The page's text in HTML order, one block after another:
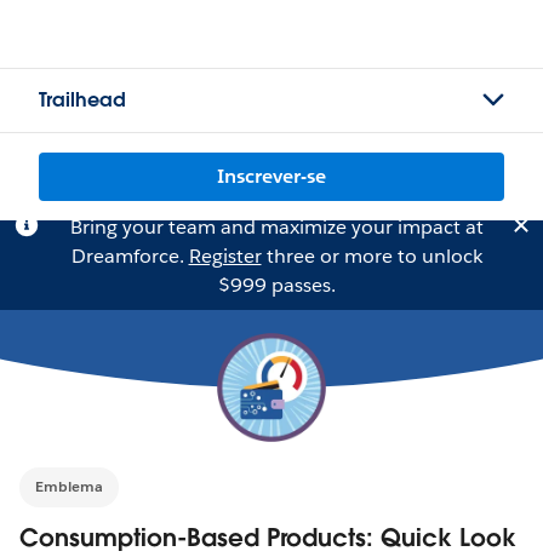
Trailhead
Inscrever-se
Bring your team and maximize your impact at
Dreamforce. Registerthree or more to unlock
$999 passes.
Emblema
Consumption-Based Products: Quick Look